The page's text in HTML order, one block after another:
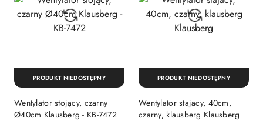
Wentylator stojący, czarny
Ø40cm Klausberg - KB-7472
PRODUKT NIEDOSTĘPNY
Wentylator stajacy, 40cm,
czarny, klausberg Klausberg
PRODUKT NIEDOSTĘPNY